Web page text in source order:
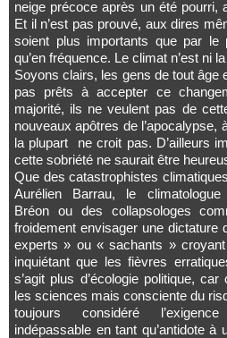
neige précoce après un été pourri,
Et il n’est pas prouvé, aux dires
soient plus importants que par le
qu’en fréquence. Le climat n’est ni
Soyons clairs, les gens de tout âge
pas prêts à accepter ce
majorité, ils ne veulent pas de
nouveaux apôtres de l’apocalypse,
la plupart ne croit pas. D’ailleurs
cette sobriété ne saurait être
Que des catastrophistes
Aurélien Barrau, le climatologue
Bréon ou des collapsologes
froidement envisager une
experts » ou « sachants »
inquiétant que les fièvres
s’agit plus d’écologie politique,
les sciences mais consciente du
toujours considéré
indépassable en tant qu’antidote à